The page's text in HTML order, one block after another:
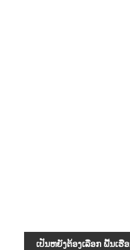
ເປັນຫຍັງຕ້ອງເລືອກ ພື້ນເຮື